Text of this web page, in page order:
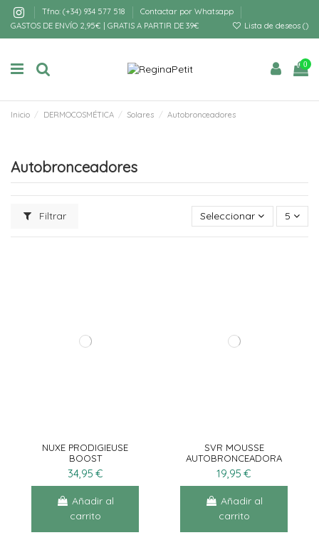
Tfno: (+34) 934 577 518
Contactar por Whatsapp
GASTOS DE ENVÍO 2,95€ | GRATIS A PARTIR DE 39€
Lista de deseos ()
0
Inicio DERMOCOSMÉTICA Solares Autobronceadores
Autobronceadores
Filtrar Seleccionar 5
NUXE PRODIGIEUSE
BOOST
AUTOBRONCEADOR
30ML
34,95 €
Añadir al
carrito
SVR MOUSSE
AUTOBRONCEADORA
200ML
19,95 €
Añadir al
carrito